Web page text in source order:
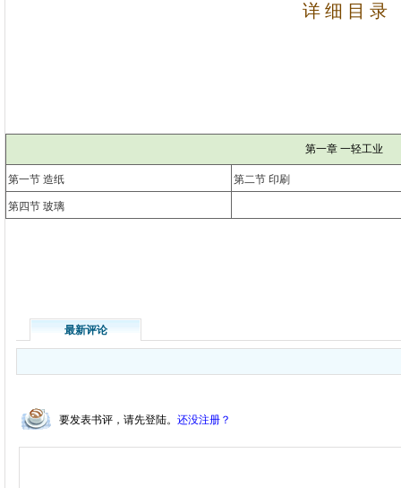
详 细 目 录
第一章 一轻工业
第一节 造纸 第二节 印刷
第四节 玻璃
最新评论
要发表书评，请先登陆。 还没注册？